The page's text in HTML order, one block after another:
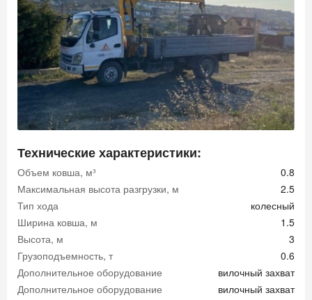
Технические характеристики:
Объем ковша, м³
0.8
Максимальная высота разгрузки, м
2.5
Тип хода
колесный
Ширина ковша, м
1.5
Высота, м
3
Грузоподъемность, т
0.6
Дополнительное оборудование
вилочный захват
Дополнительное оборудование
вилочный захват